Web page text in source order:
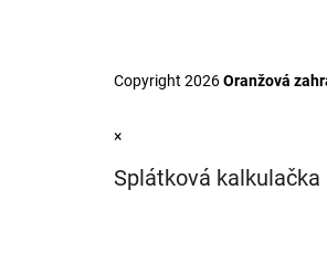
Copyright 2026Oranžová
×
Splátková kalkulačka